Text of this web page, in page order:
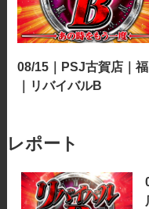
08/15｜PSJ古賀店｜
｜リバイバルB
レポート